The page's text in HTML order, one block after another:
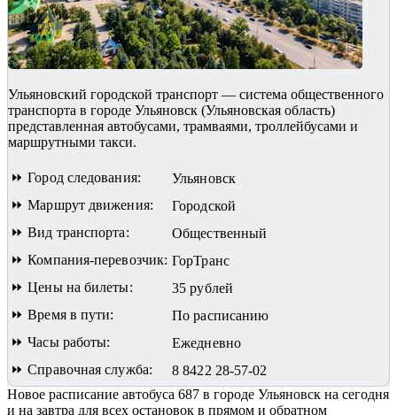
Ульяновский городской транспорт — система общественного
транспорта в городе Ульяновск (Ульяновская область)
представленная автобусами, трамваями, троллейбусами и
маршрутными такси.
⏩ Город следования:
Ульяновск
⏩ Маршрут движения:
Городской
⏩ Вид транспорта:
Общественный
⏩ Компания-перевозчик: ГорТранс
⏩ Цены на билеты:
35 рублей
⏩ Время в пути:
По расписанию
⏩ Часы работы:
Ежедневно
⏩ Справочная служба:
8 8422 28-57-02
Новое расписание автобуса 687 в городе Ульяновск на сегодня
и на завтра для всех остановок в прямом и обратном